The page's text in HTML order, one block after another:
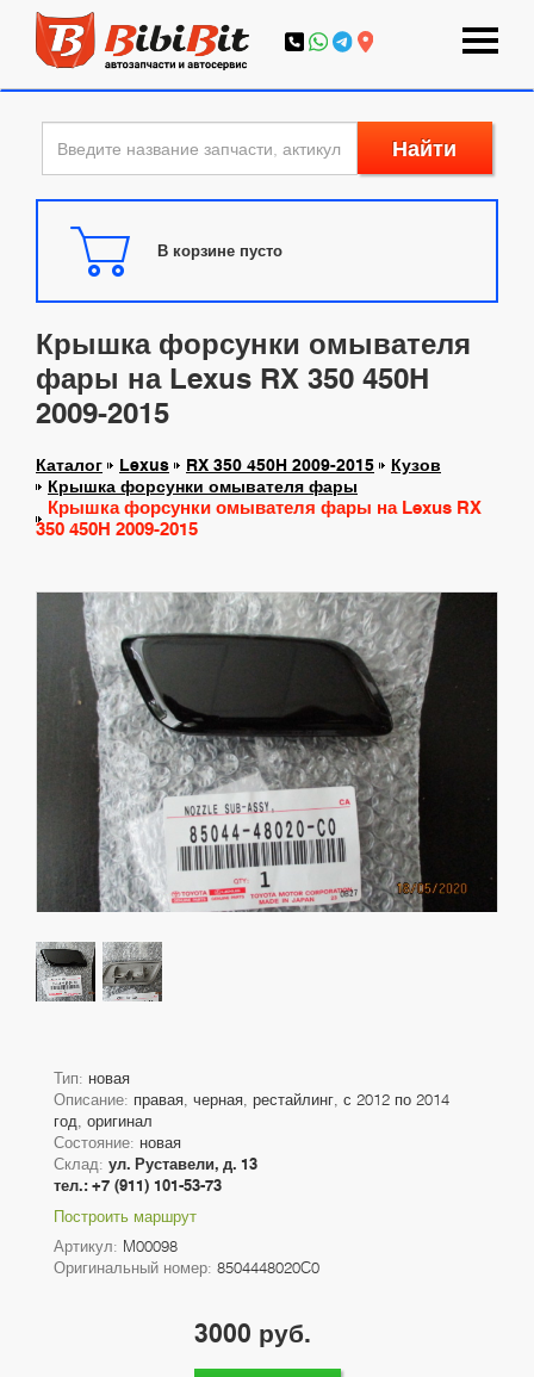
Найти
В корзине пусто
Крышка форсунки омывателя
фары на Lexus RX 350 450H
2009-2015
Каталог Lexus RX 350 450H 2009-2015
Кузов
Крышка форсунки омывателя фары
Крышка форсунки омывателя фары на Lexus RX
350 450H 2009-2015
Тип: новая
Описание: правая, черная, рестайлинг, с 2012 по 2014
год, оригинал
Состояние: новая
Склад: ул. Руставели, д. 13
тел.: +7 (911) 101-53-73
Построить маршрут
Артикул: M00098
Оригинальный номер: 8504448020C0
3000 руб.